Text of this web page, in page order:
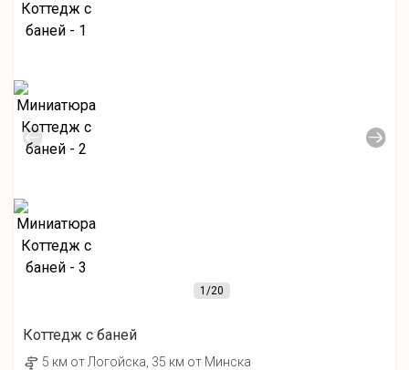
1/20
Коттедж с баней
5 км от Лoгойcка, 35 км от Минска